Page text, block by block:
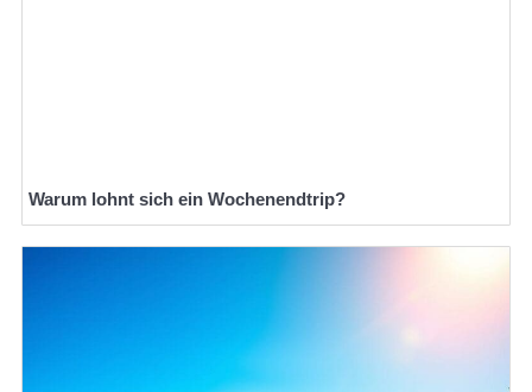
Warum lohnt sich ein Wochenendtrip?